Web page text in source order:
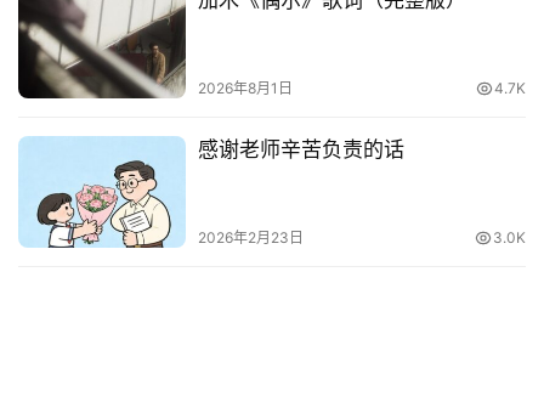
2026年8月1日 4.7K
感谢老师辛苦负责的话
2026年2月23日 3.0K